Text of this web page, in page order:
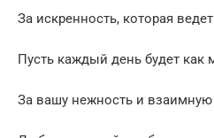
За искренность, которая
Пусть каждый день будет
За вашу нежность и взаимную